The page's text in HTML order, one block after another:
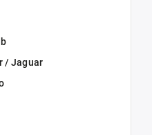
/ Jaguar